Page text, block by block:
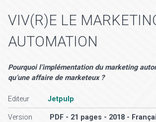
VIV(R)E LE
AUTOMATION
Pourquoi l’implémentation du marketing
qu’une affaire de marketeux ?
Editeur Jetpulp
Version PDF - 21 pages - 2018 -